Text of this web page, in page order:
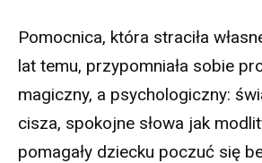
Pomocnica, która straciła
lat temu, przypomniała sobie
magiczny, a psychologiczny:
cisza, spokojne słowa jak
pomagały dziecku poczuć się